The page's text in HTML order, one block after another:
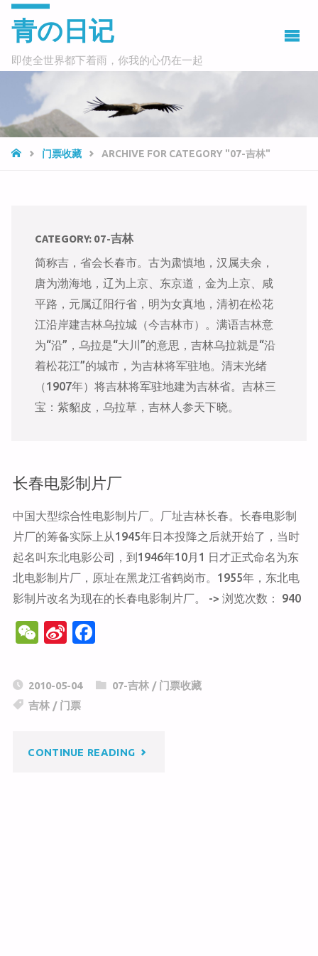
青の日记
即使全世界都下着雨，你我的心仍在一起
HOME门票收藏 ARCHIVE FOR CATEGORY "07-吉林"
CATEGORY: 07-吉林
简称吉，省会长春市。古为肃慎地，汉属夫余，
唐为渤海地，辽为上京、东京道，金为上京、咸
平路，元属辽阳行省，明为女真地，清初在松花
江沿岸建吉林乌拉城（今吉林市）。满语吉林意
为“沿”，乌拉是“大川”的意思，吉林乌拉就是“沿
着松花江”的城市，为吉林将军驻地。清末光绪
（1907年）将吉林将军驻地建为吉林省。吉林三
宝：紫貂皮，乌拉草，吉林人参天下晓。
长春电影制片厂
中国大型综合性电影制片厂。厂址吉林长春。长春电影制
片厂的筹备实际上从1945年日本投降之后就开始了，当时
起名叫东北电影公司，到1946年10月1 日才正式命名为东
北电影制片厂，原址在黑龙江省鹤岗市。1955年，东北电
影制片改名为现在的长春电影制片厂。 -> 浏览次数： 940
W
C
h
Si
a
W
b
F
c
o
2010-05-04 07-吉林/ 门票收藏
吉林 / 门票
CONTINUE READING"长